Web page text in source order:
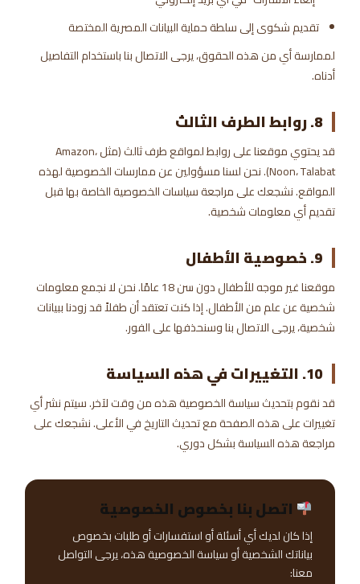
تقديم شكوى إلى سلطة حماية البيانات المصرية المختصة
لممارسة أي من هذه الحقوق، يرجى الاتصال بنا باستخدام التفاصيل
أدناه.
8. روابط الطرف الثالث
قد يحتوي موقعنا على روابط لمواقع طرف ثالث (مثل Amazon،
Noon، Talabat). نحن لسنا مسؤولين عن ممارسات الخصوصية لهذه
المواقع. نشجعك على مراجعة سياسات الخصوصية الخاصة بها قبل
تقديم أي معلومات شخصية.
9. خصوصية الأطفال
موقعنا غير موجه للأطفال دون سن 18 عامًا. نحن لا نجمع معلومات
شخصية عن علم من الأطفال. إذا كنت تعتقد أن طفلاً قد زودنا ببيانات
شخصية، يرجى الاتصال بنا وسنحذفها على الفور.
10. التغييرات في هذه السياسة
قد نقوم بتحديث سياسة الخصوصية هذه من وقت لآخر. سيتم نشر أي
تغييرات على هذه الصفحة مع تحديث التاريخ في الأعلى. نشجعك على
مراجعة هذه السياسة بشكل دوري.
اتصل بنا بخصوص الخصوصية
إذا كان لديك أي أسئلة أو استفسارات أو طلبات بخصوص
بياناتك الشخصية أو سياسة الخصوصية هذه، يرجى التواصل
معنا: